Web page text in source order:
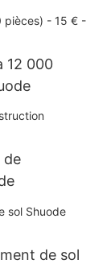
12 000
de
de sol